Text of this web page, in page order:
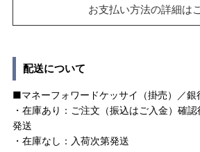
お支払い方法の詳細は
配送について
■マネーフォワードケッサイ（掛売）／銀
・在庫あり：ご注文（振込はご入金）確
発送
・在庫なし：入荷次第発送